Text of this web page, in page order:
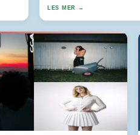
LES MER →